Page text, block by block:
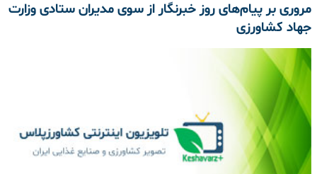
مروری بر پیام‌های روز خبرنگار از سوی مدیران ستادی وزارت
جهاد کشاورزی